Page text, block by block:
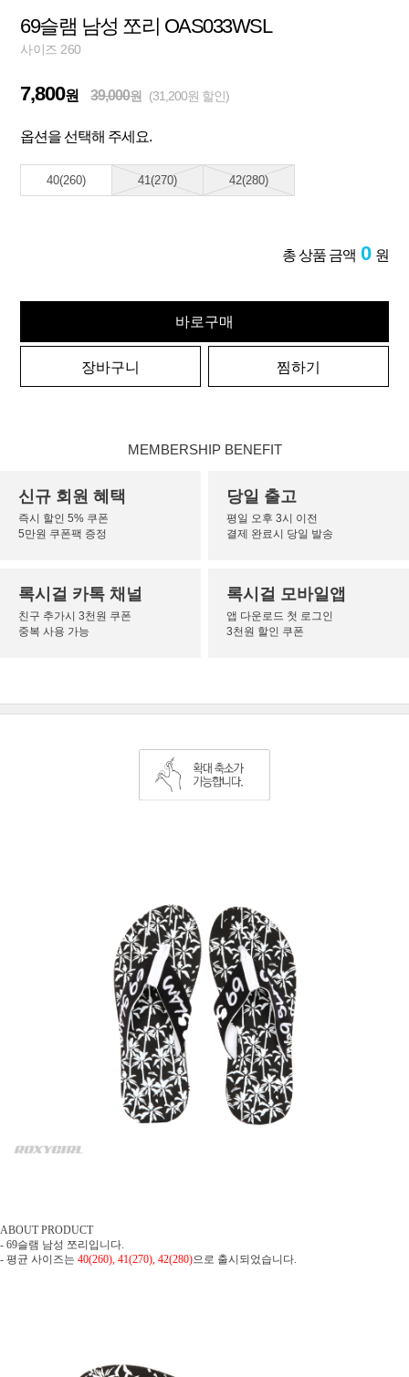
69슬램 남성 쪼리 OAS033WSL
사이즈 260
7,800원 39,000원 (31,200원 할인)
옵션을 선택해 주세요.
40(260) 41(270) 42(280)
총 상품 금액 0 원
바로구매
장바구니 찜하기
MEMBERSHIP BENEFIT
신규 회원 혜택
즉시 할인 5% 쿠폰
5만원 쿠폰팩 증정
당일 출고
평일 오후 3시 이전
결제 완료시 당일 발송
록시걸 카톡 채널
친구 추가시 3천원 쿠폰
중복 사용 가능
록시걸 모바일앱
앱 다운로드 첫 로그인
3천원 할인 쿠폰
ABOUT PRODUCT
- 69슬램 남성 쪼리입니다.
- 평균 사이즈는 40(260), 41(270), 42(280)으로 출시되었습니다.